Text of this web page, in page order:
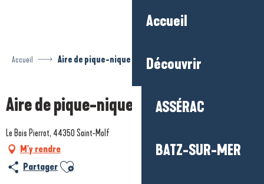
Accueil
Découvrir
ASSÉRAC
BATZ-SUR-MER
Accueil Aire de pique-nique du Bois Pierrot
Aire de pique-nique du Bois Pierrot
Le Bois Pierrot, 44350 Saint-Molf
M'y rendre
Partager Ajouter aux favoris